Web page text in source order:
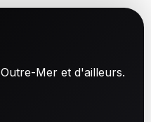
Mer et d'ailleurs.